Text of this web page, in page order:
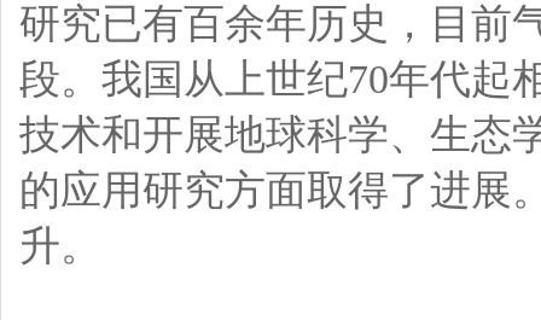
研究已有百余年历史，目前
段。我国从上世纪70年代起
技术和开展地球科学、生态
的应用研究方面取得了进展
升。